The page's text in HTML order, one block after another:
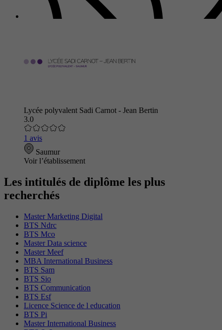
Lycée polyvalent Sadi Carnot - Jean Bertin
3.0
1 avis
Saumur
Voir l’établissement
Les intitulés de diplôme les plus
recherchés
Master Marketing Digital
BTS Ndrc
BTS Mco
Master Data science
Master Meef
MBA International Business
BTS Sam
BTS Sio
BTS Communication
BTS Esf
Licence Science de l education
BTS Pi
Master International Business